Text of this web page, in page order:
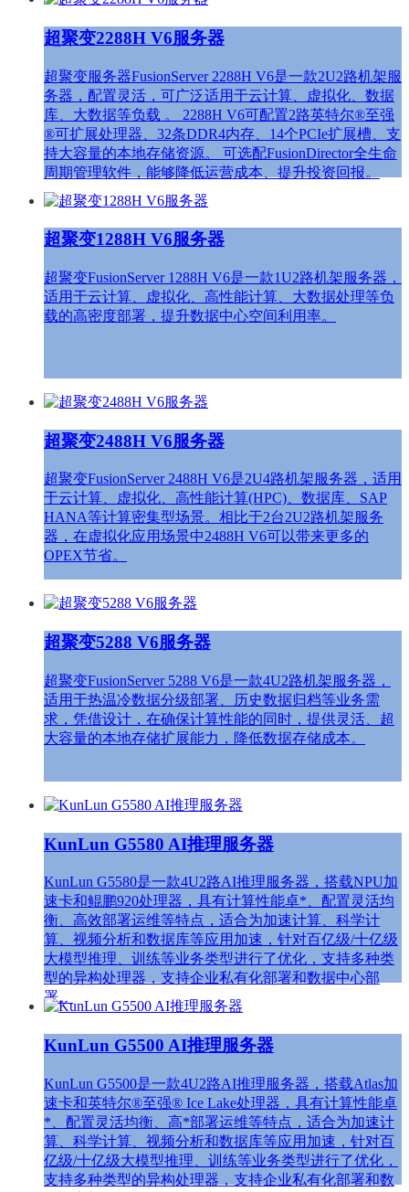
超聚变2288H V6服务器
超聚变服务器FusionServer 2288H V6是一款2U2路机架服
务器，配置灵活，可广泛适用于云计算、虚拟化、数据
库、大数据等负载 。 2288H V6可配置2路英特尔®至强
®可扩展处理器、32条DDR4内存、14个PCIe扩展槽、支
持大容量的本地存储资源。 可选配FusionDirector全生命
周期管理软件，能够降低运营成本、提升投资回报。
超聚变1288H V6服务器
超聚变FusionServer 1288H V6是一款1U2路机架服务器，
适用于云计算、虚拟化、高性能计算、大数据处理等负
载的高密度部署，提升数据中心空间利用率。
超聚变2488H V6服务器
超聚变FusionServer 2488H V6是2U4路机架服务器，适用
于云计算、虚拟化、高性能计算(HPC)、数据库、SAP
HANA等计算密集型场景。相比于2台2U2路机架服务
器，在虚拟化应用场景中2488H V6可以带来更多的
OPEX节省。
超聚变5288 V6服务器
超聚变FusionServer 5288 V6是一款4U2路机架服务器，
适用于热温冷数据分级部署、历史数据归档等业务需
求，凭借设计，在确保计算性能的同时，提供灵活、超
大容量的本地存储扩展能力，降低数据存储成本。
KunLun G5580 AI推理服务器
KunLun G5580是一款4U2路AI推理服务器，搭载NPU加
速卡和鲲鹏920处理器，具有计算性能卓*、配置灵活均
衡、高效部署运维等特点，适合为加速计算、科学计
算、视频分析和数据库等应用加速，针对百亿级/十亿级
大模型推理、训练等业务类型进行了优化，支持多种类
型的异构处理器，支持企业私有化部署和数据中心部
署。
KunLun G5500 AI推理服务器
KunLun G5500是一款4U2路AI推理服务器，搭载Atlas加
速卡和英特尔®至强® Ice Lake处理器，具有计算性能卓
*、配置灵活均衡、高*部署运维等特点，适合为加速计
算、科学计算、视频分析和数据库等应用加速，针对百
亿级/十亿级大模型推理、训练等业务类型进行了优化，
支持多种类型的异构处理器，支持企业私有化部署和数